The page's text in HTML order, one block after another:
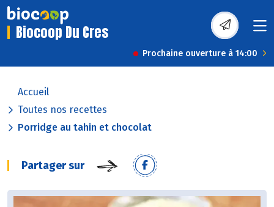
Biocoop Du Cres
Prochaine ouverture à 14:00
Accueil
Toutes nos recettes
Porridge au tahin et chocolat
Partager sur